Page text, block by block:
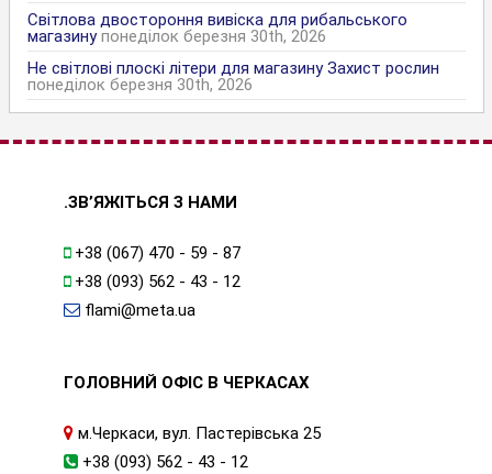
Світлова двостороння вивіска для рибальського
магазину понеділок березня 30th, 2026
Не світлові плоскі літери для магазину Захист рослин
понеділок березня 30th, 2026
.ЗВ’ЯЖІТЬСЯ З НАМИ
+38 (067) 470 - 59 - 87
+38 (093) 562 - 43 - 12
flami@meta.ua
ГОЛОВНИЙ ОФІС В ЧЕРКАСАХ
м.Черкаси, вул. Пастерівська 25
+38 (093) 562 - 43 - 12